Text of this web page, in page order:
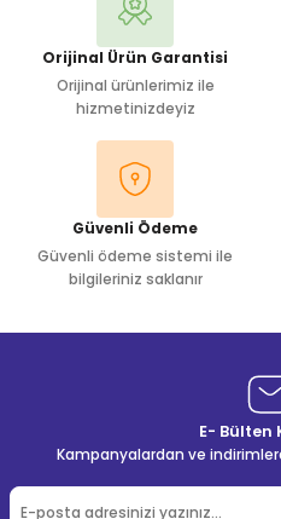
Orijinal Ürün Garantisi
Orijinal ürünlerimiz ile
hizmetinizdeyiz
Güvenli Ödeme
Güvenli ödeme sistemi ile
bilgileriniz saklanır
E- Bülten
Kampanyalardan ve